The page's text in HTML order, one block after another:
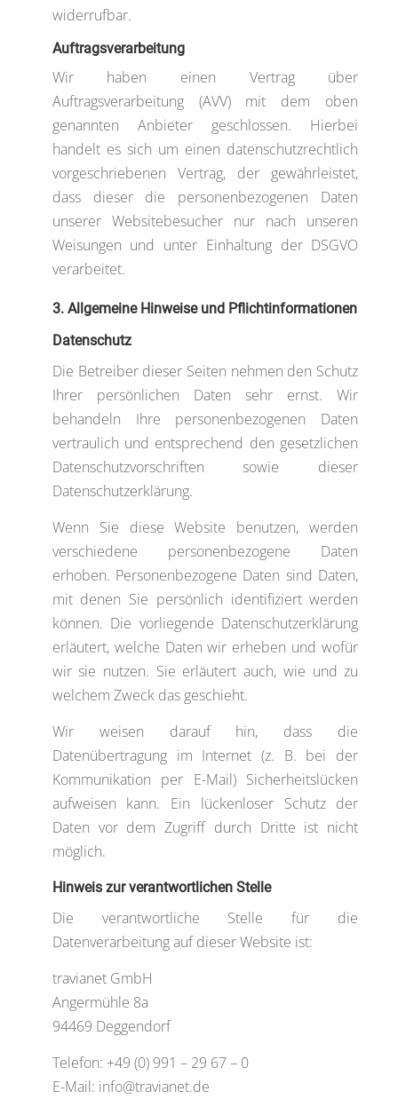
widerrufbar.
Auftragsverarbeitung
Wir haben einen Vertrag über
Auftragsverarbeitung (AVV) mit dem oben
genannten Anbieter geschlossen. Hierbei
handelt es sich um einen datenschutzrechtlich
vorgeschriebenen Vertrag, der gewährleistet,
dass dieser die personenbezogenen Daten
unserer Websitebesucher nur nach unseren
Weisungen und unter Einhaltung der DSGVO
verarbeitet.
3. Allgemeine Hinweise und Pflicht­informationen
Datenschutz
Die Betreiber dieser Seiten nehmen den Schutz
Ihrer persönlichen Daten sehr ernst. Wir
behandeln Ihre personenbezogenen Daten
vertraulich und entsprechend den gesetzlichen
Datenschutzvorschriften sowie dieser
Datenschutzerklärung.
Wenn Sie diese Website benutzen, werden
verschiedene personenbezogene Daten
erhoben. Personenbezogene Daten sind Daten,
mit denen Sie persönlich identifiziert werden
können. Die vorliegende Datenschutzerklärung
erläutert, welche Daten wir erheben und wofür
wir sie nutzen. Sie erläutert auch, wie und zu
welchem Zweck das geschieht.
Wir weisen darauf hin, dass die
Datenübertragung im Internet (z. B. bei der
Kommunikation per E-Mail) Sicherheitslücken
aufweisen kann. Ein lückenloser Schutz der
Daten vor dem Zugriff durch Dritte ist nicht
möglich.
Hinweis zur verantwortlichen Stelle
Die verantwortliche Stelle für die
Datenverarbeitung auf dieser Website ist:
travianet GmbH
Angermühle 8a
94469 Deggendorf
Telefon: +49 (0) 991 – 29 67 – 0
E-Mail: info@travianet.de